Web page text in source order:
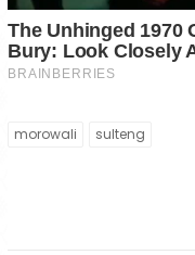
morowali sulteng